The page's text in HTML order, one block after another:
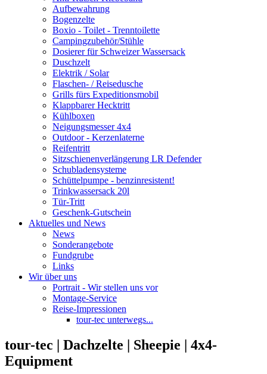
Aufbewahrung
Bogenzelte
Boxio - Toilet - Trenntoilette
Campingzubehör/Stühle
Dosierer für Schweizer Wassersack
Duschzelt
Elektrik / Solar
Flaschen- / Reisedusche
Grills fürs Expeditionsmobil
Klappbarer Hecktritt
Kühlboxen
Neigungsmesser 4x4
Outdoor - Kerzenlaterne
Reifentritt
Sitzschienenverlängerung LR Defender
Schubladensysteme
Schüttelpumpe - benzinresistent!
Trinkwassersack 20l
Tür-Tritt
Geschenk-Gutschein
Aktuelles und News
News
Sonderangebote
Fundgrube
Links
Wir über uns
Portrait - Wir stellen uns vor
Montage-Service
Reise-Impressionen
tour-tec unterwegs...
tour-tec | Dachzelte | Sheepie | 4x4-
Equipment